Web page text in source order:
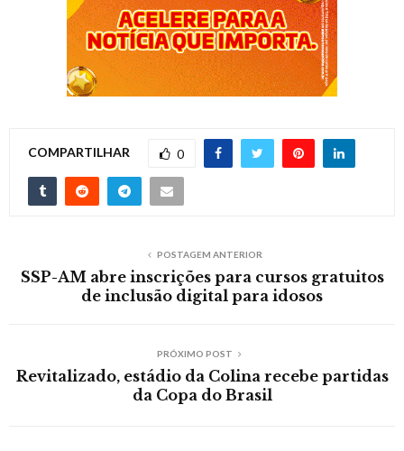
COMPARTILHAR 0
POSTAGEM ANTERIOR
SSP-AM abre inscrições para cursos gratuitos
de inclusão digital para idosos
PRÓXIMO POST
Revitalizado, estádio da Colina recebe partidas
da Copa do Brasil